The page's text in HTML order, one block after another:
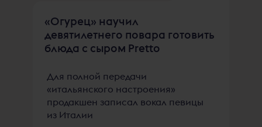
«Огурец» научил
девятилетнего повара готовить
блюда с сыром Pretto
Для полной передачи
«итальянского настроения»
продакшен записал вокал певицы
из Италии